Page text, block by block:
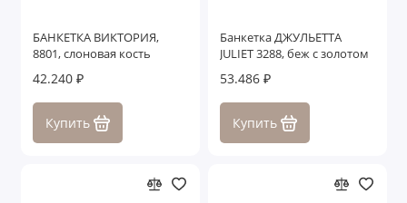
БАНКЕТКА ВИКТОРИЯ,
8801, слоновая кость
42.240 ₽
Купить
Банкетка ДЖУЛЬЕТТА
JULIET 3288, беж с золотом
53.486 ₽
Купить